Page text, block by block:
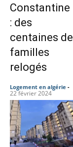
Constantine
: des
centaines de
familles
relogés
Logement en algérie -
22 février 2024